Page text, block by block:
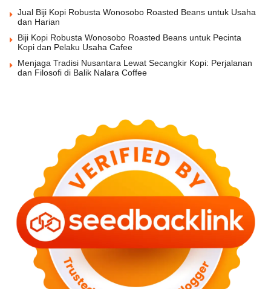
Jual Biji Kopi Robusta Wonosobo Roasted Beans untuk Usaha
dan Harian
Biji Kopi Robusta Wonosobo Roasted Beans untuk Pecinta
Kopi dan Pelaku Usaha Cafee
Menjaga Tradisi Nusantara Lewat Secangkir Kopi: Perjalanan
dan Filosofi di Balik Nalara Coffee